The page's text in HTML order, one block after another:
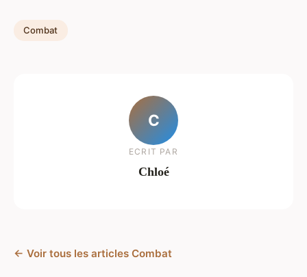
Combat
C
ECRIT PAR
Chloé
← Voir tous les articles Combat